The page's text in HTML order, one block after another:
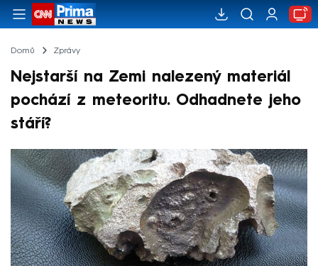
Domů Zprávy
Nejstarší na Zemi nalezený materiál
pochází z meteoritu. Odhadnete jeho
stáří?